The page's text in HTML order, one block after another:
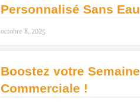
Personnalisé Sans Eau
octobre 8, 2025
Boostez votre Semaine
Commerciale !